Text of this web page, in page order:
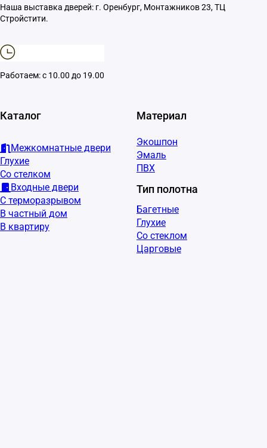
Наша выставка дверей: г. Оренбург, Монтажников 23, ТЦ
Стройстити.
Работаем: с 10.00 до 19.00
Каталог
Межкомнатные двери
Глухие
Со стелком
Входные двери
С терморазрывом
В частный дом
В квартиру
Материал
Экошпон
Эмаль
ПВХ
Тип полотна
Багетные
Глухие
Со стеклом
Царговые